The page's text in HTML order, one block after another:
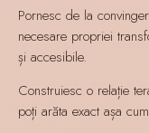
Pornesc de la
necesare propriei
și accesibile.
Construiesc o relație
poți arăta exact așa